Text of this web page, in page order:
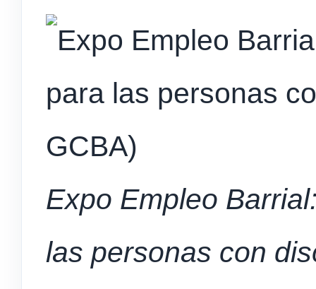
Expo Empleo
las personas con